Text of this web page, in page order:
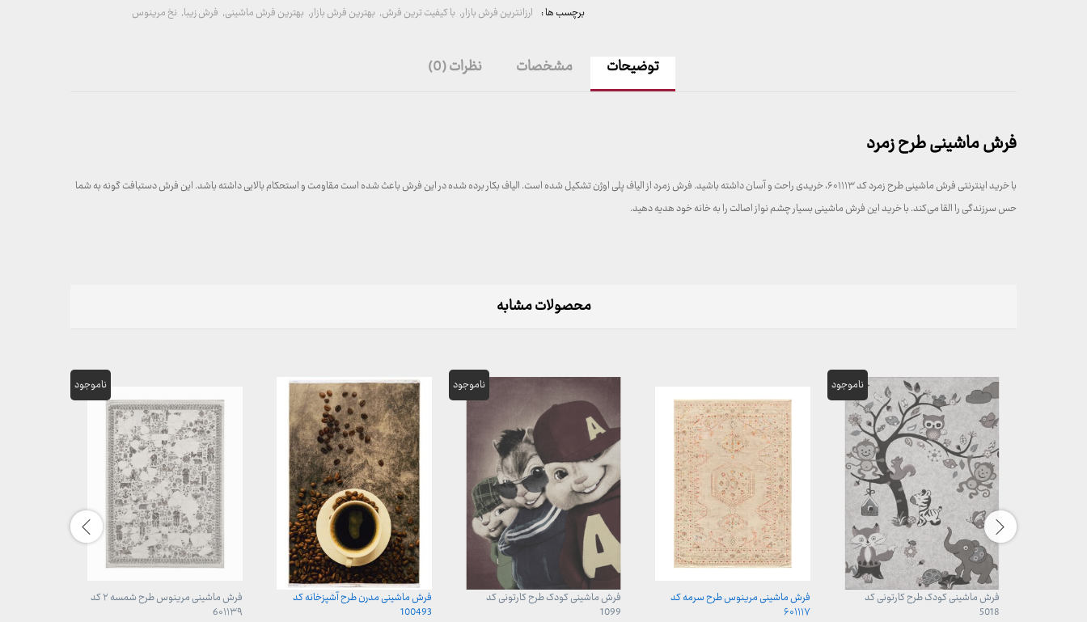
برچسب ها : ارزانترین فرش بازار, با کیفیت ترین فرش, بهترین فرش بازار, بهترین فرش ماشینی, فرش زیبا, نخ مرینوس
توضیحات مشخصات نظرات (0)
فرش ماشینی طرح زمرد
با خرید اینترنتی فرش ماشینی طرح زمرد کد ۶۰۱۱۱۳، خریدی راحت و آسان داشته باشید. فرش زمرد از الیاف پلی اوژن تشکیل شده است. الیاف بکار برده شده در این فرش باعث شده است مقاومت و استحکام بالایی داشته باشد. این فرش دستبافت گونه به شما
حس سرزندگی را القا می‌کند. با خرید این فرش ماشینی بسیار چشم نواز اصالت را به خانه خود هدیه دهید.
محصولات مشابه
فرش ماشینی کودک طرح کارتونی کد
5018
فرش ماشینی مرینوس طرح سرمه کد
۶۰۱۱۱۷
فرش ماشینی کودک طرح کارتونی کد
1099
فرش ماشینی مدرن طرح آشپزخانه کد
100493
فرش ماشینی مرینوس طرح شمسه ۲ کد
6۰۱۱۳۹